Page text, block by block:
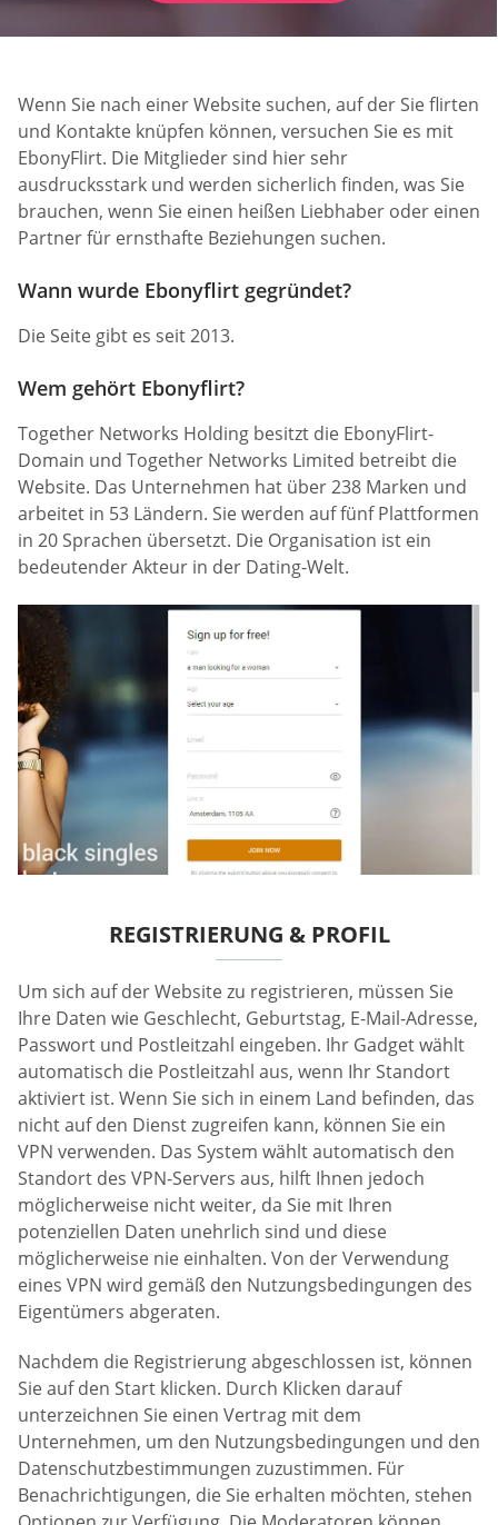
Wenn Sie nach einer Website suchen, auf der Sie flirten
und Kontakte knüpfen können, versuchen Sie es mit
EbonyFlirt. Die Mitglieder sind hier sehr
ausdrucksstark und werden sicherlich finden, was Sie
brauchen, wenn Sie einen heißen Liebhaber oder einen
Partner für ernsthafte Beziehungen suchen.
Wann wurde Ebonyflirt gegründet?
Die Seite gibt es seit 2013.
Wem gehört Ebonyflirt?
Together Networks Holding besitzt die EbonyFlirt-
Domain und Together Networks Limited betreibt die
Website. Das Unternehmen hat über 238 Marken und
arbeitet in 53 Ländern. Sie werden auf fünf Plattformen
in 20 Sprachen übersetzt. Die Organisation ist ein
bedeutender Akteur in der Dating-Welt.
REGISTRIERUNG & PROFIL
Um sich auf der Website zu registrieren, müssen Sie
Ihre Daten wie Geschlecht, Geburtstag, E-Mail-Adresse,
Passwort und Postleitzahl eingeben. Ihr Gadget wählt
automatisch die Postleitzahl aus, wenn Ihr Standort
aktiviert ist. Wenn Sie sich in einem Land befinden, das
nicht auf den Dienst zugreifen kann, können Sie ein
VPN verwenden. Das System wählt automatisch den
Standort des VPN-Servers aus, hilft Ihnen jedoch
möglicherweise nicht weiter, da Sie mit Ihren
potenziellen Daten unehrlich sind und diese
möglicherweise nie einhalten. Von der Verwendung
eines VPN wird gemäß den Nutzungsbedingungen des
Eigentümers abgeraten.
Nachdem die Registrierung abgeschlossen ist, können
Sie auf den Start klicken. Durch Klicken darauf
unterzeichnen Sie einen Vertrag mit dem
Unternehmen, um den Nutzungsbedingungen und den
Datenschutzbestimmungen zuzustimmen. Für
Benachrichtigungen, die Sie erhalten möchten, stehen